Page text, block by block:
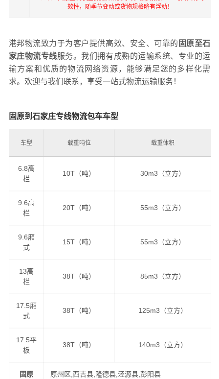
效性，随季节变动或货物规格略有浮动！
港邦物流致力于为客户提供高效、安全、可靠的 固原至石
家庄物流专线服务。我们拥有成熟的运输系统、专业的运
输方案和优质的物流网络资源，能够满足您的多样化需
求。欢迎与我们联系，享受一站式物流运输服务！
固原到石家庄专线物流包车车型
车型 载重吨位 载重体积
6.8高
栏
10T（吨） 30m3（立方）
9.6高
栏
20T（吨） 55m3（立方）
9.6厢
式
15T（吨） 55m3（立方）
13高
栏
38T（吨） 85m3（立方）
17.5厢
式
38T（吨） 125m3（立方）
17.5平
板
38T（吨） 140m3（立方）
固原 原州区,西吉县,隆德县,泾源县,彭阳县